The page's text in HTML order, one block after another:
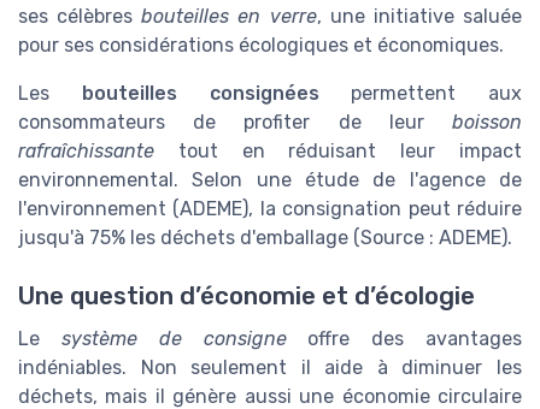
ses célèbresbouteilles en verre, une initiative saluée
pour ses considérations écologiques et économiques.
Les bouteilles consignées permettent aux
consommateurs de profiter de leur boisson
rafraîchissante tout en réduisant leur impact
environnemental. Selon une étude de l'agence de
l'environnement (ADEME), la consignation peut réduire
jusqu'à 75% les déchets d'emballage (Source : ADEME).
Une question d’économie et d’écologie
Le système de consigneoffre des avantages
indéniables. Non seulement il aide à diminuer les
déchets, mais il génère aussi une économie circulaire